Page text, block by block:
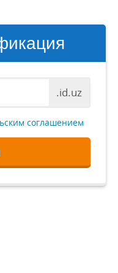
.id.uz
соглашением